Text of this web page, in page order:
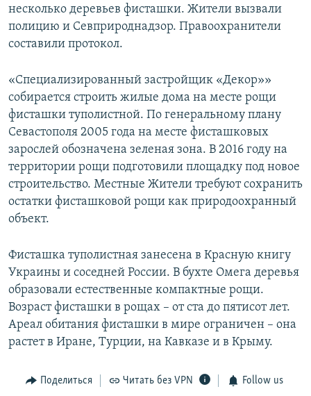
несколько деревьев фисташки. Жители вызвали
полицию и Севприроднадзор. Правоохранители
составили протокол.
«Специализированный застройщик «Декор»»
собирается строить жилые дома на месте рощи
фисташки туполистной. По генеральному плану
Севастополя 2005 года на месте фисташковых
зарослей обозначена зеленая зона. В 2016 году на
территории рощи подготовили площадку под новое
строительство. Местные Жители требуют сохранить
остатки фисташковой рощи как природоохранный
объект.
Фисташка туполистная занесена в Красную книгу
Украины и соседней России. В бухте Омега деревья
образовали естественные компактные рощи.
Возраст фисташки в рощах – от ста до пятисот лет.
Ареал обитания фисташки в мире ограничен – она
растет в Иране, Турции, на Кавказе и в Крыму.
Поделиться Читать без VPN Follow us